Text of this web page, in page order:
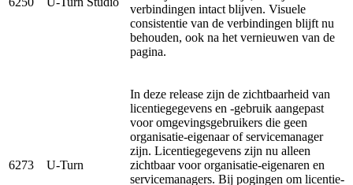
verbindingen intact blijven. Visuele
consistentie van de verbindingen blijft nu
behouden, ook na het vernieuwen van de
pagina.
6273 U-Turn
In deze release zijn de zichtbaarheid van
licentiegegevens en -gebruik aangepast
voor omgevingsgebruikers die geen
organisatie-eigenaar of servicemanager
zijn. Licentiegegevens zijn nu alleen
zichtbaar voor organisatie-eigenaren en
servicemanagers. Bij pogingen om licentie-